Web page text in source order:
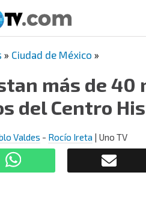
» Ciudad de México »
más de 40
del Centro
Valdes - Rocío Ireta | Uno TV